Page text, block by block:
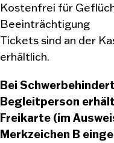
Kostenfrei für
Beeinträchtigung
Tickets sind an der
erhältlich.
Bei
Begleitperson
Freikarte (im
Merkzeichen B